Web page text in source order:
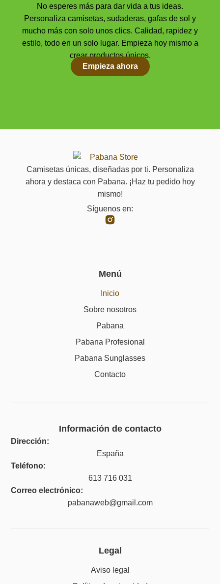
No esperes más para dar vida a tus ideas.
Personaliza camisetas, sudaderas, gafas de sol y
mucho más con solo unos clics. Calidad, rapidez y
estilo, todo en un solo lugar. Empieza hoy mismo a
crear productos únicos.
Empieza ahora
Camisetas únicas, diseñadas por ti. Personaliza
ahora y destaca con Pabana. ¡Haz tu pedido hoy
mismo!
Síguenos en:
Menú
Inicio
Sobre nosotros
Pabana
Pabana Profesional
Pabana Sunglasses
Contacto
Información de contacto
Dirección:
España
Teléfono:
613 716 031
Correo electrónico:
pabanaweb@gmail.com
Legal
Aviso legal